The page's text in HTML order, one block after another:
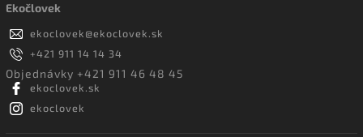
Ekočlovek
ekoclovek@ekoclovek.sk
+421 911 14 14 34
Objednávky +421 911 46 48 45
ekoclovek.sk
ekoclovek